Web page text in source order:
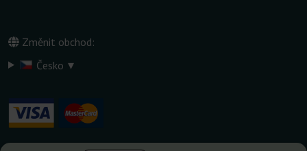
Změnit obchod:
Česko ▾